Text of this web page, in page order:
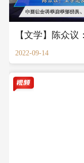
【文学】陈众
2022-09-14